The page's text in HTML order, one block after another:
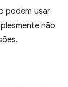
podem usar
não